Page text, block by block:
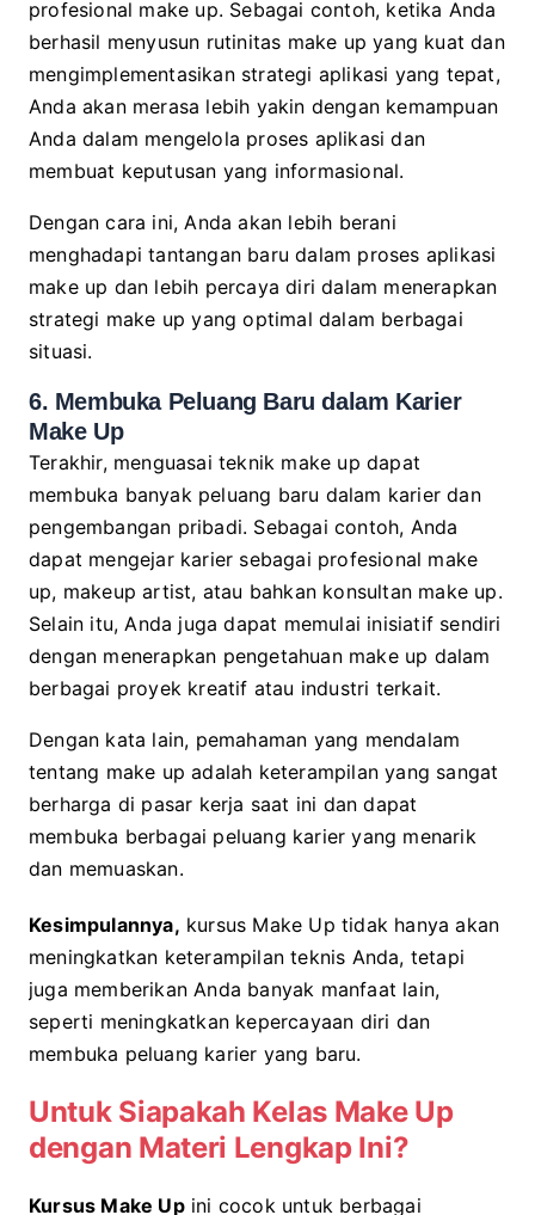
profesional make up. Sebagai contoh, ketika Anda
berhasil menyusun rutinitas make up yang kuat dan
mengimplementasikan strategi aplikasi yang tepat,
Anda akan merasa lebih yakin dengan kemampuan
Anda dalam mengelola proses aplikasi dan
membuat keputusan yang informasional.
Dengan cara ini, Anda akan lebih berani
menghadapi tantangan baru dalam proses aplikasi
make up dan lebih percaya diri dalam menerapkan
strategi make up yang optimal dalam berbagai
situasi.
6. Membuka Peluang Baru dalam Karier
Make Up
Terakhir, menguasai teknik make up dapat
membuka banyak peluang baru dalam karier dan
pengembangan pribadi. Sebagai contoh, Anda
dapat mengejar karier sebagai profesional make
up, makeup artist, atau bahkan konsultan make up.
Selain itu, Anda juga dapat memulai inisiatif sendiri
dengan menerapkan pengetahuan make up dalam
berbagai proyek kreatif atau industri terkait.
Dengan kata lain, pemahaman yang mendalam
tentang make up adalah keterampilan yang sangat
berharga di pasar kerja saat ini dan dapat
membuka berbagai peluang karier yang menarik
dan memuaskan.
Kesimpulannya, kursus Make Up tidak hanya akan
meningkatkan keterampilan teknis Anda, tetapi
juga memberikan Anda banyak manfaat lain,
seperti meningkatkan kepercayaan diri dan
membuka peluang karier yang baru.
Untuk Siapakah Kelas Make Up
dengan Materi Lengkap Ini?
Kursus Make Upini cocok untuk berbagai